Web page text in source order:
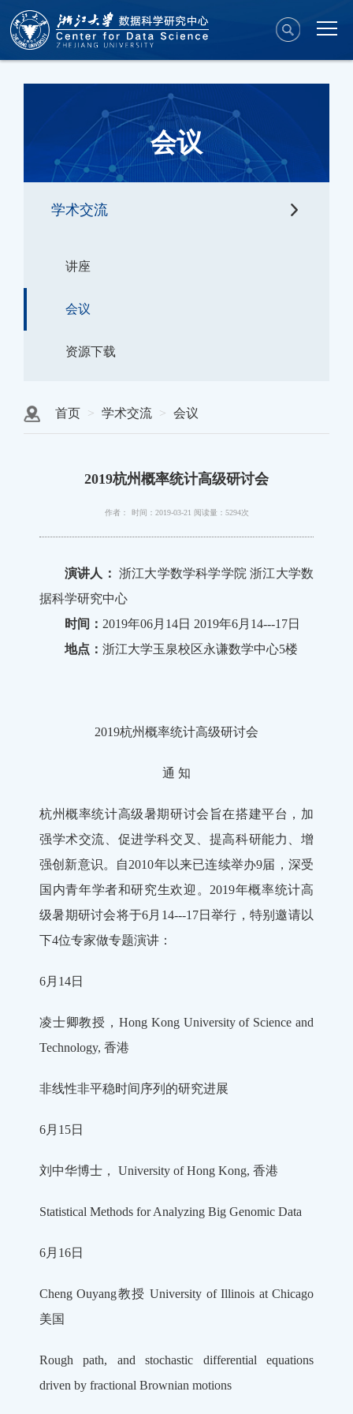
会议
学术交流
讲座
会议
资源下载
首页 学术交流 会议
2019杭州概率统计高级研讨会
作者： 时间：2019-03-21 阅读量：5294次
演讲人： 浙江大学数学科学学院 浙江大学数
据科学研究中心
时间： 2019年06月14日 2019年6月14---17日
地点： 浙江大学玉泉校区永谦数学中心5楼
2019杭州概率统计高级研讨会
通 知
杭州概率统计高级暑期研讨会旨在搭建平台，加
强学术交流、促进学科交叉、提高科研能力、增
强创新意识。自2010年以来已连续举办9届，深受
国内青年学者和研究生欢迎。2019年概率统计高
级暑期研讨会将于6月14---17日举行，特别邀请以
下4位专家做专题演讲：
6月14日
凌士卿教授，Hong Kong University of Science and
Technology, 香港
非线性非平稳时间序列的研究进展
6月15日
刘中华博士， University of Hong Kong, 香港
Statistical Methods for Analyzing Big Genomic Data
6月16日
Cheng Ouyang教授 University of Illinois at Chicago
美国
Rough path, and stochastic differential equations
driven by fractional Brownian motions